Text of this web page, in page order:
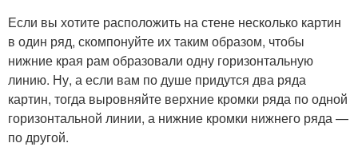
Если вы хотите расположить на стене несколько картин
в один ряд, скомпонуйте их таким образом, чтобы
нижние края рам образовали одну горизонтальную
линию. Ну, а если вам по душе придутся два ряда
картин, тогда выровняйте верхние кромки ряда по одной
горизонтальной линии, а нижние кромки нижнего ряда —
по другой.